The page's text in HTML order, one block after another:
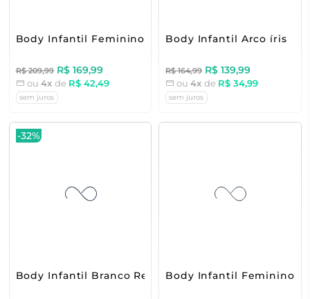
Body Infantil Feminino Corações
R$ 209,99 R$ 169,99
ou 4x de R$ 42,49
sem juros
Body Infantil Arco íris
R$ 164,99 R$ 139,99
ou 4x de R$ 34,99
sem juros
-32%
Body Infantil Branco RendinhaBody Infantil Feminino